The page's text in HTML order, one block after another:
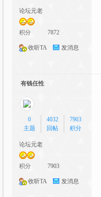
论坛元老
积分 7872
收听TA 发消息
有钱任性
0
主题
4032
回帖
7903
积分
论坛元老
积分 7903
收听TA 发消息